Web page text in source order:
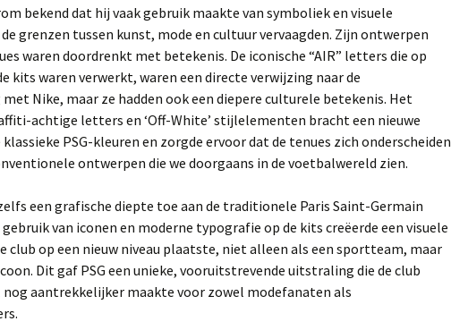
bekend dat hij vaak gebruik maakte van symboliek en visuele
grenzen tussen kunst, mode en cultuur vervaagden. Zijn ontwerpen
waren doordrenkt met betekenis. De iconische “AIR” letters die op
kits waren verwerkt, waren een directe verwijzing naar de
Nike, maar ze hadden ook een diepere culturele betekenis. Het
achtige letters en ‘Off-White’ stijlelementen bracht een nieuwe
PSG-kleuren en zorgde ervoor dat de tenues zich onderscheiden
ontwerpen die we doorgaans in de voetbalwereld zien.
een grafische diepte toe aan de traditionele Paris Saint-Germain
van iconen en moderne typografie op de kits creëerde een visuele
club op een nieuw niveau plaatste, niet alleen als een sportteam, maar
Dit gaf PSG een unieke, vooruitstrevende uitstraling die de club
aantrekkelijker maakte voor zowel modefanaten als